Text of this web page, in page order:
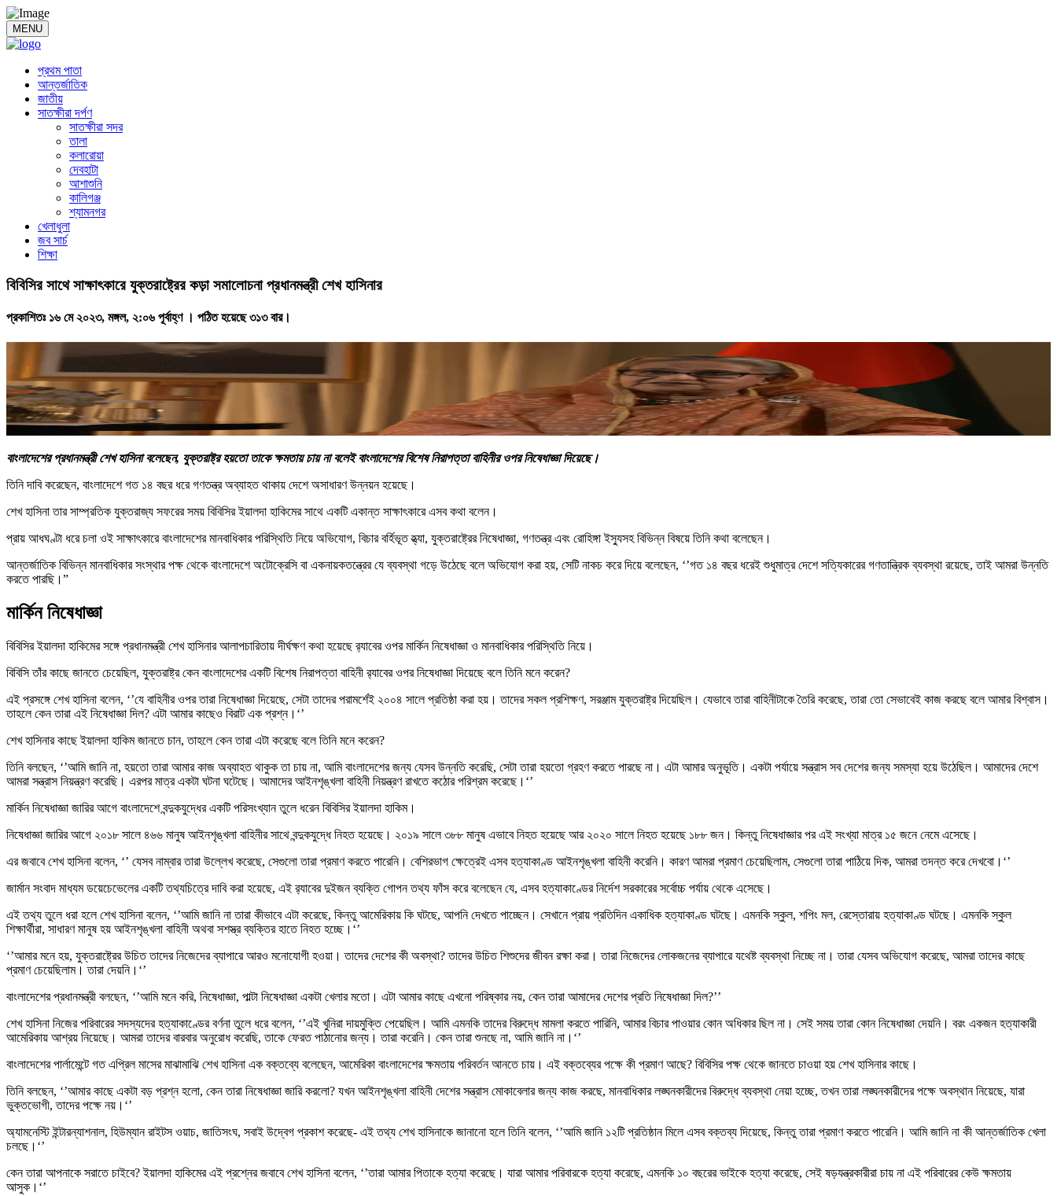
MENU
প্রথম পাতা
আন্তর্জাতিক
জাতীয়
সাতক্ষীরা দর্পণ
সাতক্ষীরা সদর
তালা
কলারোয়া
দেবহাটা
আশাশুনি
কালিগঞ্জ
শ্যামনগর
খেলাধুলা
জব সার্চ
শিক্ষা
বিবিসির সাথে সাক্ষাৎকারে যুক্তরাষ্ট্রের কড়া সমালোচনা প্রধানমন্ত্রী শেখ হাসিনার
প্রকাশিতঃ ১৬ মে ২০২৩, মঙ্গল, ২:০৬ পূর্বাহ্ণ । পঠিত হয়েছে ৩১৩ বার।
বাংলাদেশের প্রধানমন্ত্রী শেখ হাসিনা বলেছেন, যুক্তরাষ্ট্র হয়তো তাকে ক্ষমতায় চায় না বলেই বাংলাদেশের বিশেষ নিরাপত্তা বাহিনীর ওপর নিষেধাজ্ঞা দিয়েছে।
তিনি দাবি করেছেন, বাংলাদেশে গত ১৪ বছর ধরে গণতন্ত্র অব্যাহত থাকায় দেশে অসাধারণ উন্নয়ন হয়েছে।
শেখ হাসিনা তার সাম্প্রতিক যুক্তরাজ্য সফরের সময় বিবিসির ইয়ালদা হাকিমের সাথে একটি একান্ত সাক্ষাৎকারে এসব কথা বলেন।
প্রায় আধঘণ্টা ধরে চলা ওই সাক্ষাৎকারে বাংলাদেশের মানবাধিকার পরিস্থিতি নিয়ে অভিযোগ, বিচার বর্হিভূত হ্ত্যা, যুক্তরাষ্ট্রের নিষেধাজ্ঞা, গণতন্ত্র এবং রোহিঙ্গা ইস্যুসহ বিভিন্ন বিষয়ে তিনি কথা বলেছেন।
আন্তর্জাতিক বিভিন্ন মানবাধিকার সংস্থার পক্ষ থেকে বাংলাদেশে অটোক্রেসি বা একনায়কতন্ত্রের যে ব্যবস্থা গড়ে উঠেছে বলে অভিযোগ করা হয়, সেটি নাকচ করে দিয়ে বলেছেন, ‘’গত ১৪ বছর ধরেই শুধুমাত্র দেশে সত্যিকারের গণতান্ত্রিক ব্যবস্থা রয়েছে, তাই আমরা উন্নতি
করতে পারছি।”
মার্কিন নিষেধাজ্ঞা
বিবিসির ইয়ালদা হাকিমের সঙ্গে প্রধানমন্ত্রী শেখ হাসিনার আলাপচারিতায় দীর্ঘক্ষণ কথা হয়েছে র‍্যাবের ওপর মার্কিন নিষেধাজ্ঞা ও মানবাধিকার পরিস্থিতি নিয়ে।
বিবিসি তাঁর কাছে জানতে চেয়েছিল, যুক্তরাষ্ট্র কেন বাংলাদেশের একটি বিশেষ নিরাপত্তা বাহিনী র‍্যাবের ওপর নিষেধাজ্ঞা দিয়েছে বলে তিনি মনে করেন?
এই প্রসঙ্গে শেখ হাসিনা বলেন, ‘’যে বাহিনীর ওপর তারা নিষেধাজ্ঞা দিয়েছে, সেটা তাদের পরামর্শেই ২০০৪ সালে প্রতিষ্ঠা করা হয়। তাদের সকল প্রশিক্ষণ, সরঞ্জাম যুক্তরাষ্ট্র দিয়েছিল। যেভাবে তারা বাহিনীটাকে তৈরি করেছে, তারা তো সেভাবেই কাজ করছে বলে আমার বিশ্বাস।
তাহলে কেন তারা এই নিষেধাজ্ঞা দিল? এটা আমার কাছেও বিরাট এক প্রশ্ন।‘’
শেখ হাসিনার কাছে ইয়ালদা হাকিম জানতে চান, তাহলে কেন তারা এটা করেছে বলে তিনি মনে করেন?
তিনি বলছেন, ‘’আমি জানি না, হয়তো তারা আমার কাজ অব্যাহত থাকুক তা চায় না, আমি বাংলাদেশের জন্য যেসব উন্নতি করেছি, সেটা তারা হয়তো গ্রহণ করতে পারছে না। এটা আমার অনুভূতি। একটা পর্যায়ে সন্ত্রাস সব দেশের জন্য সমস্যা হয়ে উঠেছিল। আমাদের দেশে
আমরা সন্ত্রাস নিয়ন্ত্রণ করেছি। এরপর মাত্র একটা ঘটনা ঘটেছে। আমাদের আইনশৃঙ্খলা বাহিনী নিয়ন্ত্রণ রাখতে কঠোর পরিশ্রম করেছে।‘’
মার্কিন নিষেধাজ্ঞা জারির আগে বাংলাদেশে বন্দুকযুদ্ধের একটি পরিসংখ্যান তুলে ধরেন বিবিসির ইয়ালদা হাকিম।
নিষেধাজ্ঞা জারির আগে ২০১৮ সালে ৪৬৬ মানুষ আইনশৃঙ্খলা বাহিনীর সাথে বন্দুকযুদ্ধে নিহত হয়েছে। ২০১৯ সালে ৩৮৮ মানুষ এভাবে নিহত হয়েছে আর ২০২০ সালে নিহত হয়েছে ১৮৮ জন। কিন্তু নিষেধাজ্ঞার পর এই সংখ্যা মাত্র ১৫ জনে নেমে এসেছে।
এর জবাবে শেখ হাসিনা বলেন, ‘’ যেসব নাম্বার তারা উল্লেখ করেছে, সেগুলো তারা প্রমাণ করতে পারেনি। বেশিরভাগ ক্ষেত্রেই এসব হত্যাকাণ্ড আইনশৃঙ্খলা বাহিনী করেনি। কারণ আমরা প্রমাণ চেয়েছিলাম, সেগুলো তারা পাঠিয়ে দিক, আমরা তদন্ত করে দেখবো।‘’
জার্মান সংবাদ মাধ্যম ডয়েচেভেলের একটি তথ্যচিত্রে দাবি করা হয়েছে, এই র‍্যাবের দুইজন ব্যক্তি গোপন তথ্য ফাঁস করে বলেছেন যে, এসব হত্যাকাণ্ডের নির্দেশ সরকারের সর্বোচ্চ পর্যায় থেকে এসেছে।
এই তথ্য তুলে ধরা হলে শেখ হাসিনা বলেন, ‘’আমি জানি না তারা কীভাবে এটা করেছে, কিন্তু আমেরিকায় কি ঘটছে, আপনি দেখতে পাচ্ছেন। সেখানে প্রায় প্রতিদিন একাধিক হত্যাকাণ্ড ঘটছে। এমনকি স্কুল, শপিং মল, রেস্তোরায় হত্যাকাণ্ড ঘটছে। এমনকি স্কুল
শিক্ষার্থীরা, সাধারণ মানুষ হয় আইনশৃঙ্খলা বাহিনী অথবা সশস্ত্র ব্যক্তির হাতে নিহত হচ্ছে।‘’
‘’আমার মনে হয়, যুক্তরাষ্ট্রের উচিত তাদের নিজেদের ব্যাপারে আরও মনোযোগী হওয়া। তাদের দেশের কী অবস্থা? তাদের উচিত শিশুদের জীবন রক্ষা করা। তারা নিজেদের লোকজনের ব্যাপারে যথেষ্ট ব্যবস্থা নিচ্ছে না। তারা যেসব অভিযোগ করেছে, আমরা তাদের কাছে
প্রমাণ চেয়েছিলাম। তারা দেয়নি।‘’
বাংলাদেশের প্রধানমন্ত্রী বলছেন, ‘’আমি মনে করি, নিষেধাজ্ঞা, পাল্টা নিষেধাজ্ঞা একটা খেলার মতো। এটা আমার কাছে এখনো পরিষ্কার নয়, কেন তারা আমাদের দেশের প্রতি নিষেধাজ্ঞা দিল?’’
শেখ হাসিনা নিজের পরিবারের সদস্যদের হত্যাকাণ্ডের বর্ণনা তুলে ধরে বলেন, ‘’এই খুনিরা দায়মুক্তি পেয়েছিল। আমি এমনকি তাদের বিরুদ্ধে মামলা করতে পারিনি, আমার বিচার পাওয়ার কোন অধিকার ছিল না। সেই সময় তারা কোন নিষেধাজ্ঞা দেয়নি। বরং একজন হত্যাকারী
আমেরিকায় আশ্রয় নিয়েছে। আমরা তাদের বারবার অনুরোধ করেছি, তাকে ফেরত পাঠানোর জন্য। তারা করেনি। কেন তারা শুনছে না, আমি জানি না।‘’
বাংলাদেশের পার্লামেন্টে গত এপ্রিল মাসের মাঝামাঝি শেখ হাসিনা এক বক্তব্যে বলেছেন, আমেরিকা বাংলাদেশের ক্ষমতায় পরিবর্তন আনতে চায়। এই বক্তব্যের পক্ষে কী প্রমাণ আছে? বিবিসির পক্ষ থেকে জানতে চাওয়া হয় শেখ হাসিনার কাছে।
তিনি বলছেন, ‘’আমার কাছে একটা বড় প্রশ্ন হলো, কেন তারা নিষেধাজ্ঞা জারি করলো? যখন আইনশৃঙ্খলা বাহিনী দেশের সন্ত্রাস মোকাবেলার জন্য কাজ করছে, মানবাধিকার লঙ্ঘনকারীদের বিরুদ্ধে ব্যবস্থা নেয়া হচ্ছে, তখন তারা লঙ্ঘনকারীদের পক্ষে অবস্থান নিয়েছে, যারা
ভুক্তভোগী, তাদের পক্ষে নয়।‘’
অ্যামনেস্টি ইন্টারন্যাশনাল, হিউম্যান রাইটস ওয়াচ, জাতিসংঘ, সবাই উদ্বেগ প্রকাশ করেছে- এই তথ্য শেখ হাসিনাকে জানানো হলে তিনি বলেন, ‘’আমি জানি ১২টি প্রতিষ্ঠান মিলে এসব বক্তব্য দিয়েছে, কিন্তু তারা প্রমাণ করতে পারেনি। আমি জানি না কী আন্তর্জাতিক খেলা
চলছে।‘’
কেন তারা আপনাকে সরাতে চাইবে? ইয়ালদা হাকিমের এই প্রশ্নের জবাবে শেখ হাসিনা বলেন, ‘’তারা আমার পিতাকে হত্যা করেছে। যারা আমার পরিবারকে হত্যা করেছে, এমনকি ১০ বছরের ভাইকে হত্যা করেছে, সেই ষড়যন্ত্রকারীরা চায় না এই পরিবারের কেউ ক্ষমতায়
আসুক।‘’